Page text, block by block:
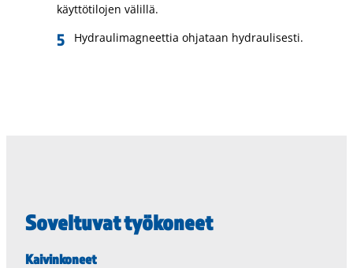
käyttötilojen välillä.
Hydraulimagneettia ohjataan hydraulisesti.
Soveltuvat työkoneet
Kaivinkoneet